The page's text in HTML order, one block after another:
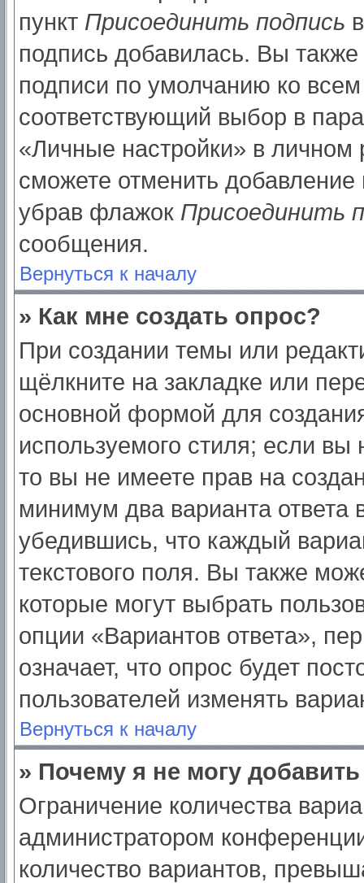
пункт Присоединить подпись
подпись добавилась. Вы
подписи по умолчанию ко
соответствующий выбор в
«Личные настройки» в
сможете отменить
убрав флажок Присоединить
сообщения.
Вернуться к началу
» Как мне создать опрос?
При создании темы или
щёлкните на закладке или
основной формой для
используемого стиля; если
то вы не имеете прав на
минимум два варианта ответа
убедившись, что каждый
текстового поля. Вы также
которые могут выбрать
опции «Вариантов ответа»,
означает, что опрос будет
пользователей изменять
Вернуться к началу
» Почему я не могу
Ограничение количества
администратором
количество вариантов,